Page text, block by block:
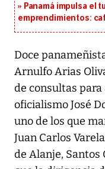
Panamá impulsa el
emprendimientos:
Doce
Arnulfo Arias
de consultas
oficialismo José
uno de los que
Juan Carlos
de Alanje, Santos